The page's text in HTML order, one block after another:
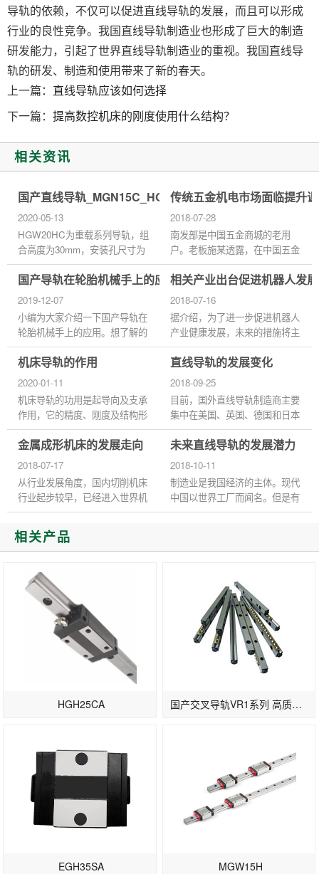
导轨的依赖，不仅可以促进直线导轨的发展，而且可以形成
行业的良性竞争。我国直线导轨制造业也形成了巨大的制造
研发能力，引起了世界直线导轨制造业的重视。我国直线导
轨的研发、制造和使用带来了新的春天。
上一篇： 直线导轨应该如何选择
下一篇： 提高数控机床的刚度使用什么结构？
相关资讯
国产直线导轨_MGN15C_HGW20HC_参数样本选型手册
2020-05-13
HGW20HC为重载系列导轨，组
合高度为30mm，安装孔尺寸为
53*40，请勿使用在高于摄氏80
度的环境中（耐热规格除外），
以免损环产品之密封件，进而缩
短使用寿...
传统五金机电市场面临提升
2018-07-28
南发部是中国五金商城的老用
户。老板施某透露，在中国五金
商城开设网店后，销售额提高了
将近一倍。施老板说，刚开始时
都是零散的客户比较多，随着...
国产导轨在轮胎机械手上的应用
2019-12-07
小编为大家介绍一下国产导轨在
轮胎机械手上的应用。想了解的
就要跟着小编一起往下看咯！
伴随着工业科技不断创新改革，
汽车制造轮胎也走向高品质的...
相关产业出台促进机器人发
2018-07-16
据介绍，为了进一步促进机器人
产业健康发展，未来的措施将主
要聚焦两大关键点。首先是推进
机器人产业迈向中高端。为此，
工信部将率先进一步整合产...
机床导轨的作用
2020-01-11
机床导轨的功用是起导向及支承
作用，它的精度、刚度及结构形
式等对机床的加工精度和承载能
力有直接影响。为了保证数控机
床具有较高的加工精度和较...
直线导轨的发展变化
2018-09-25
目前，国外直线导轨制造商主要
集中在美国、英国、德国和日本
等国家。与国外相比，我国直线
导轨的制造还存在一定的差距，
主要表现在品种少、产量小...
金属成形机床的发展走向
2018-07-17
从行业发展角度，国内切削机床
行业起步较早，已经进入世界机
床产值前十大企业。成形机床相
比切削机床起步较晚，行业规模
和重点公司的收入规模都远...
未来直线导轨的发展潜力
2018-10-11
制造业是我国经济的主体。现代
中国以世界工厂而闻名。但是有
这么多的问题，这给人的印象
相关产品
HGH25CA 国产交叉导轨VR1系列 高质量滚柱导轨
EGH35SA MGW15H